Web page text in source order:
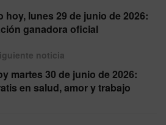
lunes 29 de junio de 2026:
ganadora oficial
noticia
martes 30 de junio de 2026:
en salud, amor y trabajo